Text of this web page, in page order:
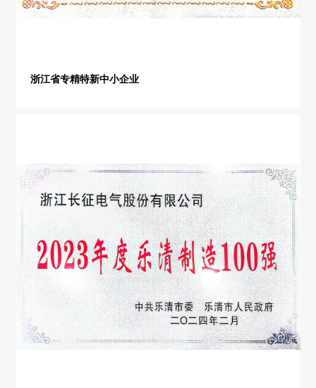
浙江省专精特新中小企业